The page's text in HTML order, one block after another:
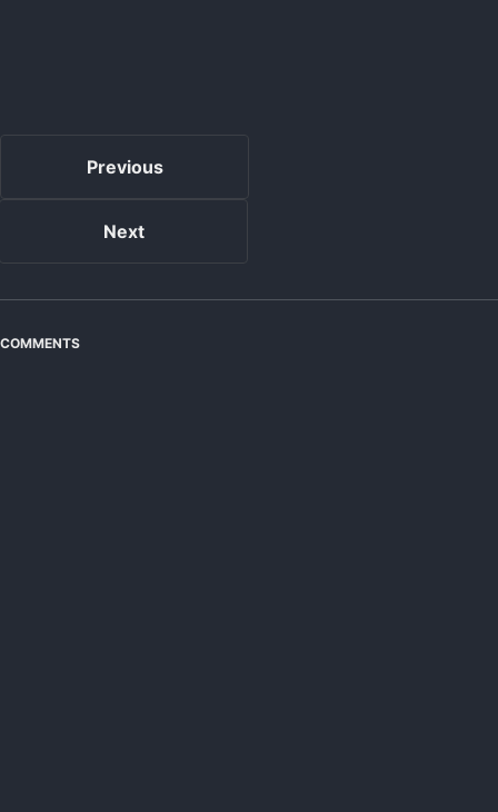
Previous
Next
COMMENTS